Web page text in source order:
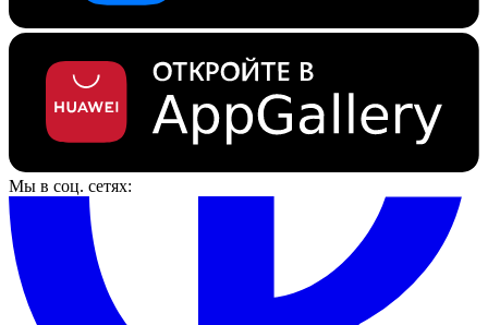
Мы в соц. сетях: